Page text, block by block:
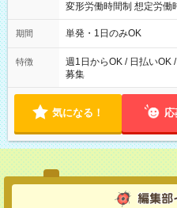
変形労働時間制 想定労働時間160時間/
～21：00
期間 単発・1日のみOK
特徴
週1日からOK / 日払いOK
募集
気になる！ 応